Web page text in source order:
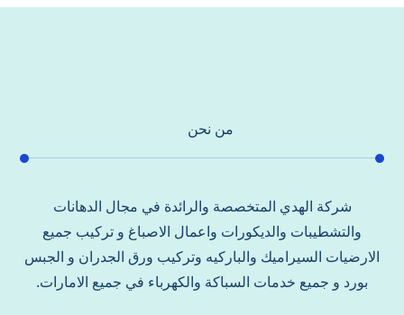
من نحن
شركة الهدي المتخصصة والرائدة في مجال الدهانات
والتشطيبات والديكورات واعمال الاصباغ و تركيب جميع
الارضيات السيراميك والباركيه وتركيب ورق الجدران و الجبس
بورد و جميع خدمات السباكة والكهرباء في جميع الامارات.